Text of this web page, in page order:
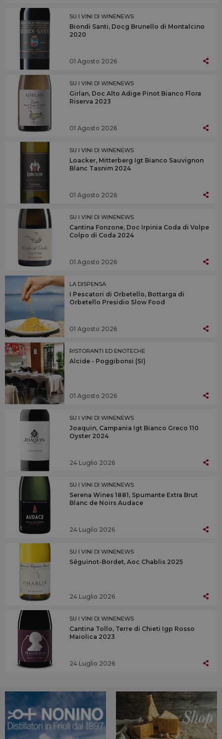
SU I VINI DI WINENEWS
Biondi Santi, Docg Brunello di Montalcino
2020
01 Agosto 2026
SU I VINI DI WINENEWS
Girlan, Doc Alto Adige Pinot Bianco Flora
Riserva 2023
01 Agosto 2026
SU I VINI DI WINENEWS
Loacker, Mitterberg Igt Bianco Sauvignon
Blanc Tasnim 2024
01 Agosto 2026
SU I VINI DI WINENEWS
Cantina Fonzone, Doc Irpinia Coda di Volpe
Colpo di Coda 2024
01 Agosto 2026
LA DISPENSA
I Pescatori di Orbetello, Bottarga di
Orbetello Presidio Slow Food
01 Agosto 2026
RISTORANTI ED ENOTECHE
Alcide - Poggibonsi (SI)
01 Agosto 2026
SU I VINI DI WINENEWS
Joaquin, Campania Igt Bianco Greco 110
Oyster 2024
24 Luglio 2026
SU I VINI DI WINENEWS
Serena Wines 1881, Spumante Extra Brut
Blanc de Noirs Audace
24 Luglio 2026
SU I VINI DI WINENEWS
Séguinot-Bordet, Aoc Chablis 2025
24 Luglio 2026
SU I VINI DI WINENEWS
Cantina Tollo, Terre di Chieti Igp Rosso
Maiolica 2023
24 Luglio 2026